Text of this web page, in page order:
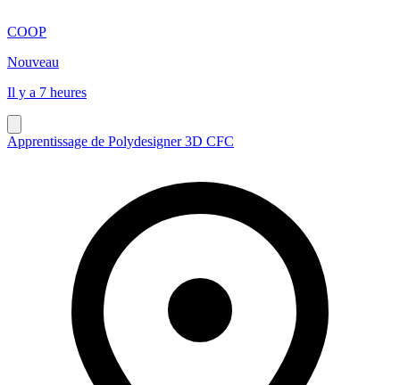
COOP
Nouveau
Il y a 7 heures
Apprentissage de Polydesigner 3D CFC